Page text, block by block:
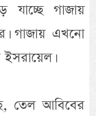
যাচ্ছে গাজায়
গাজায় এখনো
তেল আবিবের